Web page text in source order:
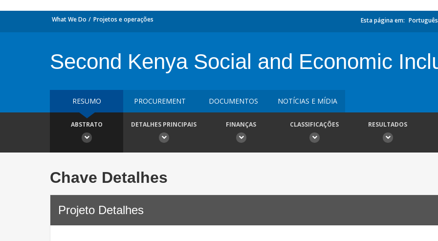
What We Do Projetos e operações Esta página em: Português
Second Kenya Social and Economic
RESUMO PROCUREMENT DOCUMENTOS NOTÍCIAS E MÍDIA
ABSTRATO DETALHES PRINCIPAIS FINANÇAS CLASSIFICAÇÕES RESULTADOS
Chave Detalhes
Projeto Detalhes